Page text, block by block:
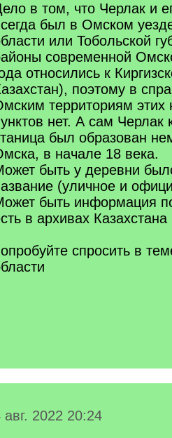
в том, что Черлак и
был в Омском
или Тобольской
современной
относились к
поэтому в
территориям этих
нет. А сам Черлак
был образован
в начале 18 века.
быть у деревни
(уличное и
быть информация
в архивах Казахстана
спросить в
авг. 2022 20:24